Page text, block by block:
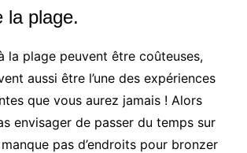
la plage.
la plage peuvent être coûteuses,
aussi être l’une des expériences
que vous aurez jamais ! Alors
envisager de passer du temps sur
pas d’endroits pour bronzer